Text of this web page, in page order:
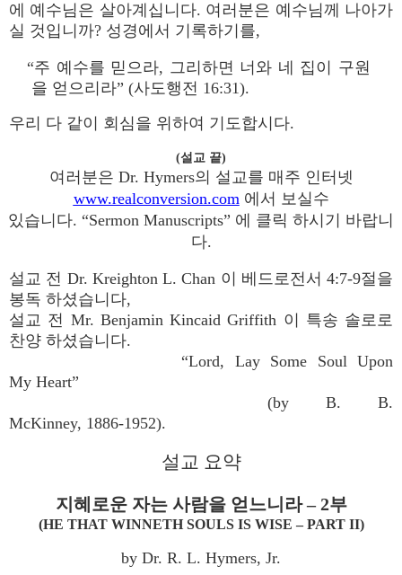
에 예수님은 살아계십니다. 여러분은 예수님께 나아가
실 것입니까? 성경에서 기록하기를,
“주 예수를 믿으라, 그리하면 너와 네 집이 구원
을 얻으리라” (사도행전 16:31).
우리 다 같이 회심을 위하여 기도합시다.
(설교 끝)
여러분은 Dr. Hymers의 설교를 매주 인터넷
www.realconversion.com에서 보실수
있습니다. “Sermon Manuscripts” 에 클릭 하시기 바랍니
다.
설교 전 Dr. Kreighton L. Chan 이 베드로전서 4:7-9절을
봉독 하셨습니다,
설교 전 Mr. Benjamin Kincaid Griffith 이 특송 솔로로
찬양 하셨습니다.
“Lord, Lay Some Soul Upon
My Heart”
(by B. B.
McKinney, 1886-1952).
설교 요약
지혜로운 자는 사람을 얻느니라 – 2부
(HE THAT WINNETH SOULS IS WISE – PART II)
by Dr. R. L. Hymers, Jr.